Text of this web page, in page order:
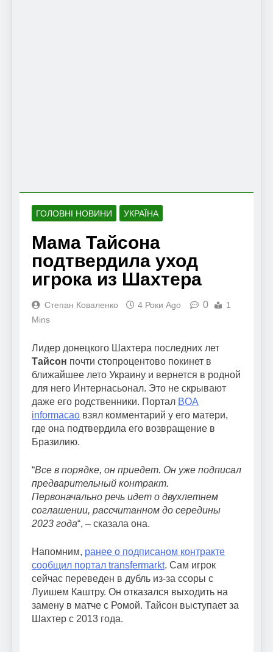
ГОЛОВНІ НОВИНИ УКРАЇНА
Мама Тайсона
подтвердила уход
игрока из Шахтера
Степан Коваленко 4 Роки Ago 0
1
Mins
Лидер донецкого Шахтера последних лет
Тайсон почти стопроцентово покинет в
ближайшее лето Украину и вернется в родной
для него Интернасьонал. Это не скрывают
даже его родственники. Портал BOA
informacao взял комментарий у его матери,
где она подтвердила его возвращение в
Бразилию.
“Все в порядке, он приедет. Он уже подписал
предварительный контракт.
Первоначально речь идет о двухлетнем
соглашении, рассчитанном до середины
2023 года“, – сказала она.
Напомним, ранее о подписаном контракте
сообщил портал transfermarkt. Сам игрок
сейчас переведен в дубль из-за ссоры с
Луишем Каштру. Он отказался выходить на
замену в матче с Ромой. Тайсон выступает за
Шахтер с 2013 года.